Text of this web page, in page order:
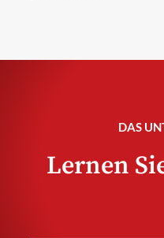
DAS
Lernen